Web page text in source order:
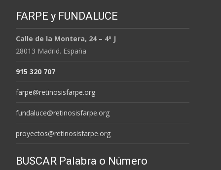
FARPE y FUNDALUCE
Calle de la Montera, 24 – 4º J
28013 Madrid. España
915 320 707
farpe@retinosisfarpe.org
fundaluce@retinosisfarpe.org
proyectos@retinosisfarpe.org
BUSCAR Palabra o Número